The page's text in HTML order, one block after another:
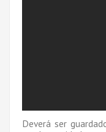
Deverá ser